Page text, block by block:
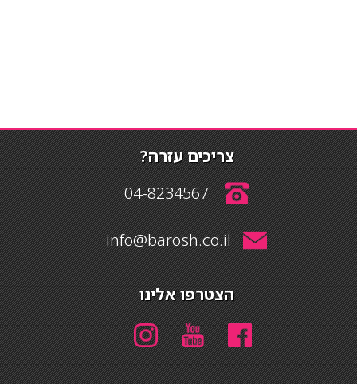
צריכים עזרה?
04-8234567
info@barosh.co.il
הצטרפו אלינו